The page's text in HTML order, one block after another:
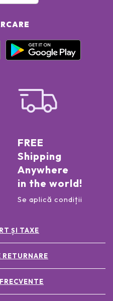
FREE
Shipping
Anywhere
in the world!
Se aplică condiții
ȘI TAXE